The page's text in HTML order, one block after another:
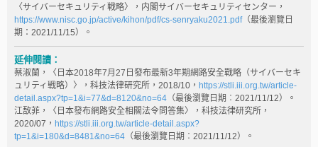
〈サイバーセキュリティ戦略〉，内閣サイバーセキュリティセンター，
https://www.nisc.go.jp/active/kihon/pdf/cs-senryaku2021.pdf（最後瀏覽日
期：2021/11/15）。
延伸閱讀：
蔡淑蘭，〈日本2018年7月27日發布最新3年期網路安全戰略（サイバーセキ
ュリティ戦略）〉，科技法律研究所，2018/10， https://stli.iii.org.tw/article-
detail.aspx?tp=1&i=77&d=8120&no=64 （最後瀏覽日期︰2021/11/12）。
江敔菲，〈日本發布網路安全相關法令問答集〉，科技法律研究所，
2020/07， https://stli.iii.org.tw/article-detail.aspx?
tp=1&i=180&d=8481&no=64 （最後瀏覽日期︰2021/11/12）。